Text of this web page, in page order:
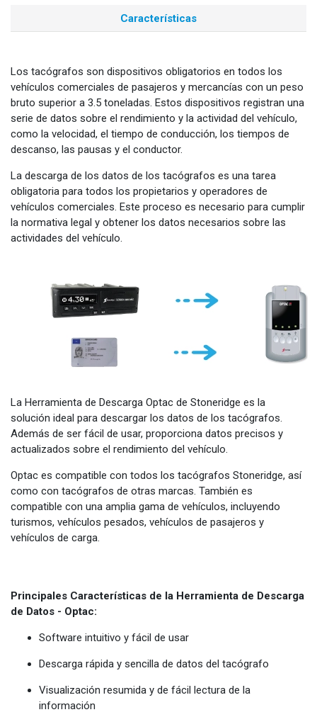
Características
Los tacógrafos son dispositivos obligatorios en todos los
vehículos comerciales de pasajeros y mercancías con un peso
bruto superior a 3.5 toneladas. Estos dispositivos registran una
serie de datos sobre el rendimiento y la actividad del vehículo,
como la velocidad, el tiempo de conducción, los tiempos de
descanso, las pausas y el conductor.
La descarga de los datos de los tacógrafos es una tarea
obligatoria para todos los propietarios y operadores de
vehículos comerciales. Este proceso es necesario para cumplir
la normativa legal y obtener los datos necesarios sobre las
actividades del vehículo.
La Herramienta de Descarga Optac de Stoneridge es la
solución ideal para descargar los datos de los tacógrafos.
Además de ser fácil de usar, proporciona datos precisos y
actualizados sobre el rendimiento del vehículo.
Optac es compatible con todos los tacógrafos Stoneridge, así
como con tacógrafos de otras marcas. También es
compatible con una amplia gama de vehículos, incluyendo
turismos, vehículos pesados, vehículos de pasajeros y
vehículos de carga.
Principales Características de la Herramienta de Descarga
de Datos - Optac:
Software intuitivo y fácil de usar
Descarga rápida y sencilla de datos del tacógrafo
Visualización resumida y de fácil lectura de la
información